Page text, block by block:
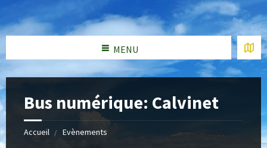
MENU
Bus numérique: Calvinet
Accueil Evènements